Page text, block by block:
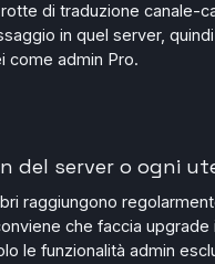
di traduzione canale-
in quel server,
come admin Pro.
del server o ogni
raggiungono
che faccia upgrade
le funzionalità admin